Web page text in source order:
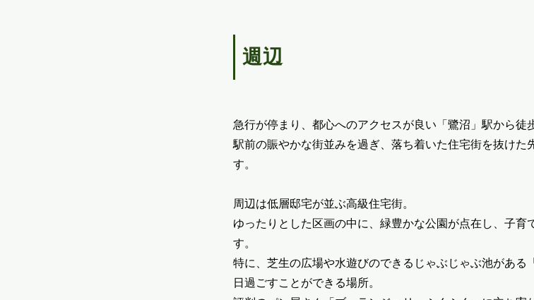
週辺
急行が停まり、都心へのアクセスが良い「鷺沼」駅から徒
駅前の賑やかな街並みを過ぎ、落ち着いた住宅街を抜けた
す。
周辺は低層邸宅が並ぶ高級住宅街。
ゆったりとした区画の中に、緑豊かな公園が点在し、子育
す。
特に、芝生の広場や水遊びのできるじゃぶじゃぶ池がある
日過ごすことができる場所。